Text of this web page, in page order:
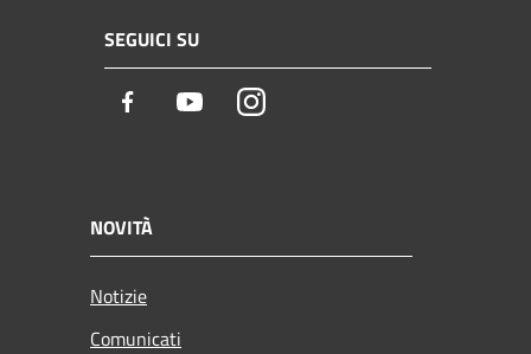
SEGUICI SU
Facebook YoutubeInstagram
NOVITÀ
Notizie
Comunicati